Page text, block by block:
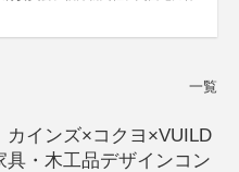
一覧
カインズ×コクヨ×VUILD
具・木工品デザインコン